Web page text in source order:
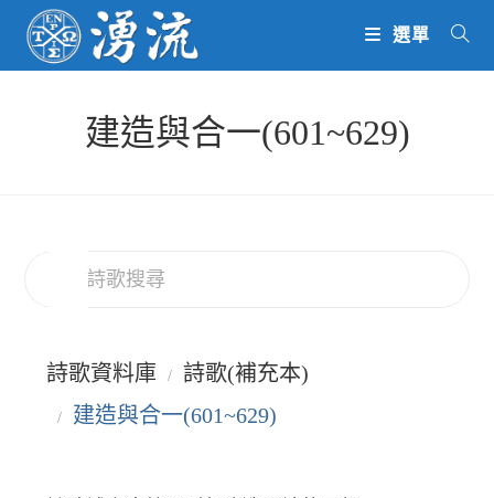
content
選單
建造與合一(601~629)
詩歌資料庫
詩歌(補充本)
建造與合一(601~629)